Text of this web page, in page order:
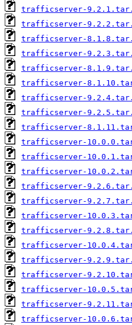
trafficserver-
trafficserver-
trafficserver-
trafficserver-
trafficserver-
trafficserver-
trafficserver-
trafficserver-
trafficserver-
trafficserver-
trafficserver-
trafficserver-
trafficserver-
trafficserver-
trafficserver-
trafficserver-
trafficserver-
trafficserver-
trafficserver-
trafficserver-
trafficserver-
trafficserver-